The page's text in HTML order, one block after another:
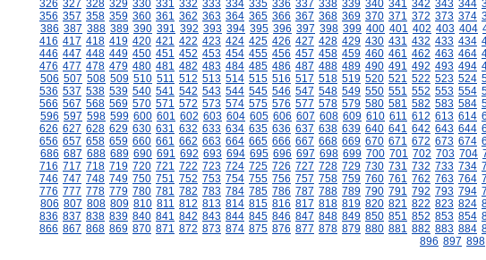
326 327 328 329 330 331 332 333 334 335 336 337 338 339 340 341 342 343 344
356 357 358 359 360 361 362 363 364 365 366 367 368 369 370 371 372 373 374
386 387 388 389 390 391 392 393 394 395 396 397 398 399 400 401 402 403 404
416 417 418 419 420 421 422 423 424 425 426 427 428 429 430 431 432 433 434
446 447 448 449 450 451 452 453 454 455 456 457 458 459 460 461 462 463 464
476 477 478 479 480 481 482 483 484 485 486 487 488 489 490 491 492 493 494
506 507 508 509 510 511 512 513 514 515 516 517 518 519 520 521 522 523 524
536 537 538 539 540 541 542 543 544 545 546 547 548 549 550 551 552 553 554
566 567 568 569 570 571 572 573 574 575 576 577 578 579 580 581 582 583 584
596 597 598 599 600 601 602 603 604 605 606 607 608 609 610 611 612 613 614
626 627 628 629 630 631 632 633 634 635 636 637 638 639 640 641 642 643 644
656 657 658 659 660 661 662 663 664 665 666 667 668 669 670 671 672 673 674
686 687 688 689 690 691 692 693 694 695 696 697 698 699 700 701 702 703 704
716 717 718 719 720 721 722 723 724 725 726 727 728 729 730 731 732 733 734
746 747 748 749 750 751 752 753 754 755 756 757 758 759 760 761 762 763 764
776 777 778 779 780 781 782 783 784 785 786 787 788 789 790 791 792 793 794
806 807 808 809 810 811 812 813 814 815 816 817 818 819 820 821 822 823 824
836 837 838 839 840 841 842 843 844 845 846 847 848 849 850 851 852 853 854
866 867 868 869 870 871 872 873 874 875 876 877 878 879 880 881 882 883 884
896 897 898